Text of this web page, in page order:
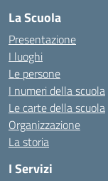
La Scuola
Presentazione
I luoghi
Le persone
I numeri della scuola
Le carte della scuola
Organizzazione
La storia
I Servizi